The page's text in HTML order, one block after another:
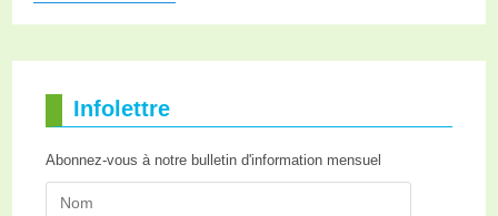
Infolettre
Abonnez-vous à notre bulletin d'information mensuel